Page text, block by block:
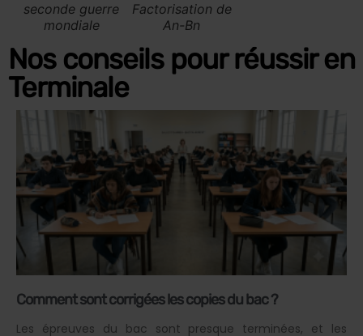
Nos conseils pour réussir en
Terminale
Comment sont corrigées les copies du bac ?
Les épreuves du bac sont presque terminées, et les